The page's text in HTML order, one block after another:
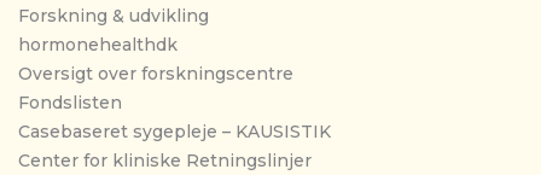
Forskning & udvikling
hormonehealthdk
Oversigt over forskningscentre
Fondslisten
Casebaseret sygepleje – KAUSISTIK
Center for kliniske Retningslinjer